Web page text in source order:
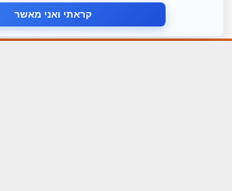
צור קשר
קראתי ואני מאשר